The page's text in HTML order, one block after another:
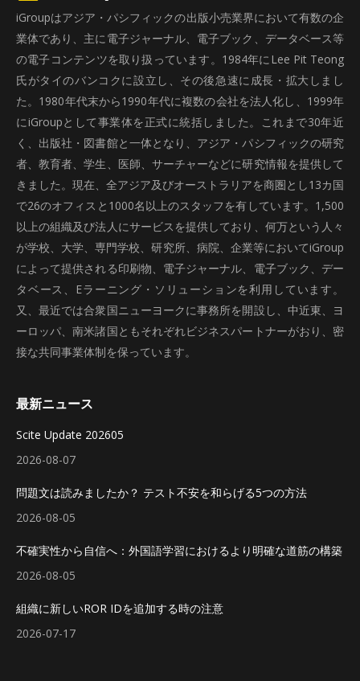
iGroupはアジア・パシフィックの出版小売業界において有数の企
業体であり、主に電子ジャーナル、電子ブック、データベース等
の電子コンテンツを取り扱っています。1984年にLee Pit Teong
氏がタイのバンコクに設立し、その後急速に成長・拡大しまし
た。1980年代末から1990年代に複数の会社を法人化し、1999年
にiGroupとして事業体を正式に統括しました。これまで30年近
く、出版社・図書館と一体となり、アジア・パシフィックの研究
者、教育者、学生、医師、サーチャーなどに研究情報を提供して
きました。現在、全アジア及びオーストラリアを商圏とし13カ国
で26のオフィスと1000名以上のスタッフを有しています。1,500
以上の組織及び法人にサービスを提供しており、何万という人々
が学校、大学、専門学校、研究所、病院、企業等においてiGroup
によって提供される印刷物、電子ジャーナル、電子ブック、デー
タベース、Eラーニング・ソリューションを利用しています。
又、最近では合衆国ニューヨークに事務所を開設し、中近東、ヨ
ーロッパ、南米諸国ともそれぞれビジネスパートナーがおり、密
接な共同事業体制を保っています。
最新ニュース
Scite Update 202605
2026-08-07
問題文は読みましたか？ テスト不安を和らげる5つの方法
2026-08-05
不確実性から自信へ：外国語学習におけるより明確な道筋の構築
2026-08-05
組織に新しいROR IDを追加する時の注意
2026-07-17